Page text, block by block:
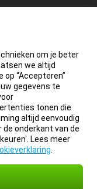
om je beter
we altijd
“Accepteren”
gegevens te
tonen die
altijd eenvoudig
onderkant van de
Lees meer